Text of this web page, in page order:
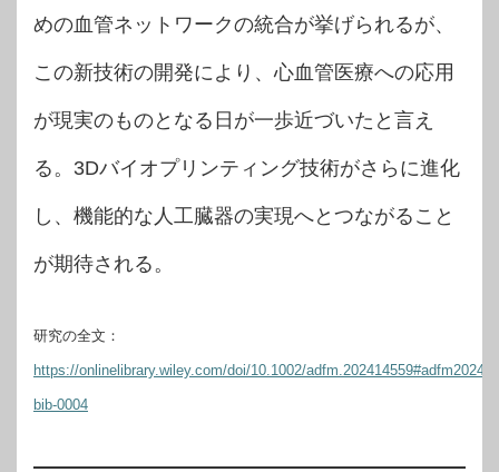
めの血管ネットワークの統合が挙げられるが、
この新技術の開発により、心血管医療への応用
が現実のものとなる日が一歩近づいたと言え
る。3Dバイオプリンティング技術がさらに進化
し、機能的な人工臓器の実現へとつながること
が期待される。
研究の全文：
https://onlinelibrary.wiley.com/doi/10.1002/
bib-0004